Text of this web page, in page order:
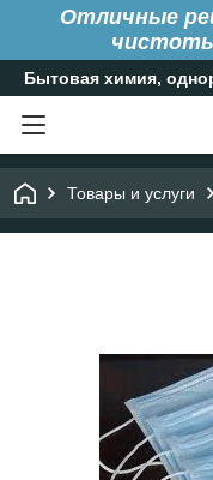
Отличные
Бытовая химия,
Товары и услуги